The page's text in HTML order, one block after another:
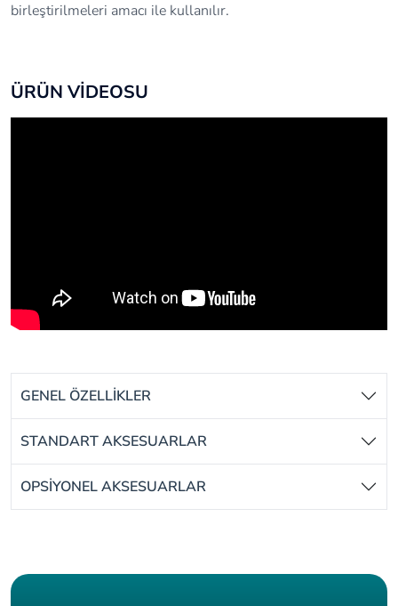
birleştirilmeleri amacı ile kullanılır.
ÜRÜN VİDEOSU
GENEL ÖZELLİKLER
STANDART AKSESUARLAR
OPSİYONEL AKSESUARLAR